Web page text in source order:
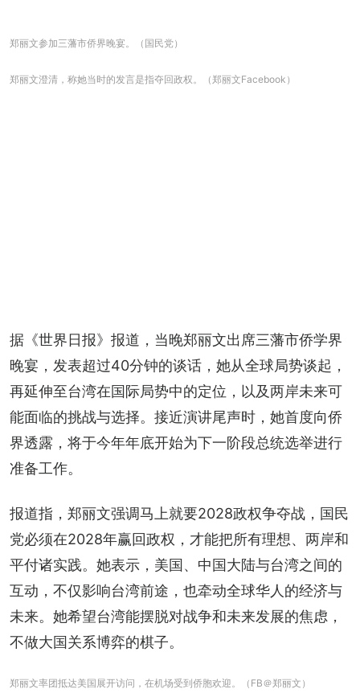
郑丽文参加三藩市侨界晚宴。（国民党）
郑丽文澄清，称她当时的发言是指夺回政权。（郑丽文Facebook）
据《世界日报》报道，当晚郑丽文出席三藩市侨学界
晚宴，发表超过40分钟的谈话，她从全球局势谈起，
再延伸至台湾在国际局势中的定位，以及两岸未来可
能面临的挑战与选择。接近演讲尾声时，她首度向侨
界透露，将于今年年底开始为下一阶段总统选举进行
准备工作。
报道指，郑丽文强调马上就要2028政权争夺战，国民
党必须在2028年赢回政权，才能把所有理想、两岸和
平付诸实践。她表示，美国、中国大陆与台湾之间的
互动，不仅影响台湾前途，也牵动全球华人的经济与
未来。她希望台湾能摆脱对战争和未来发展的焦虑，
不做大国关系博弈的棋子。
郑丽文率团抵达美国展开访问，在机场受到侨胞欢迎。（FB＠郑丽文）